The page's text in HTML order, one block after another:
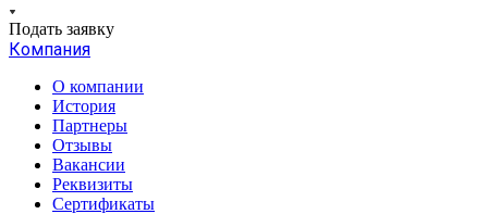
Подать заявку
Компания
О компании
История
Партнеры
Отзывы
Вакансии
Реквизиты
Сертификаты